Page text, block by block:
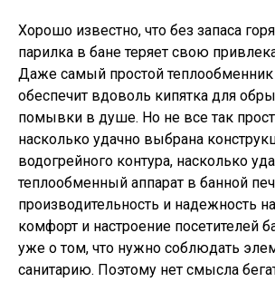
Хорошо известно, что без запаса
парилка в бане теряет свою
Даже самый простой теплообменник
обеспечит вдоволь кипятка для
помывки в душе. Но не все так
насколько удачно выбрана
водогрейного контура, насколько
теплообменный аппарат в банной
производительность и надежность
комфорт и настроение посетителей
уже о том, что нужно соблюдать
санитарию. Поэтому нет смысла